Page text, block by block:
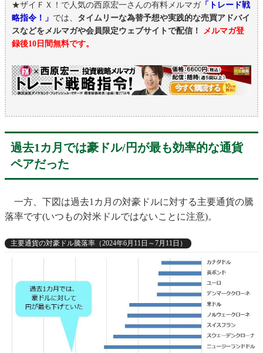
★ザイＦＸ！で人気の西原宏一さんの有料メルマガ「トレード戦
略指令！」 では、 タイムリーな為替予想や実践的な売買アドバイ
スなどをメルマガや会員限定ウェブサイトで配信！
メルマガ登
録後10日間無料です。
過去1カ月では豪ドル/円が最も効率的な通貨
ペアだった
一方、下図は過去1カ月の対豪ドルに対する主要通貨の騰
落率です(いつもの対米ドルではないことに注意)。
主要通貨の対豪ドル騰落率（2024年6月11日～7月11日）